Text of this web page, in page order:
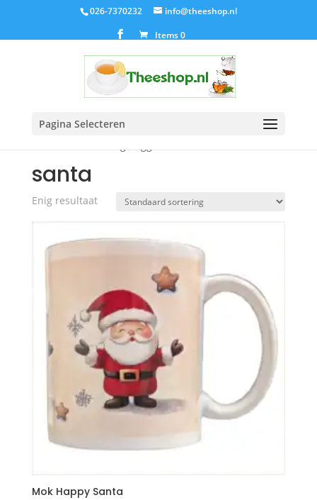
026-7370232
info@theeshop.nl
Items 0
Pagina Selecteren
santa
Enig resultaat
Mok Happy Santa